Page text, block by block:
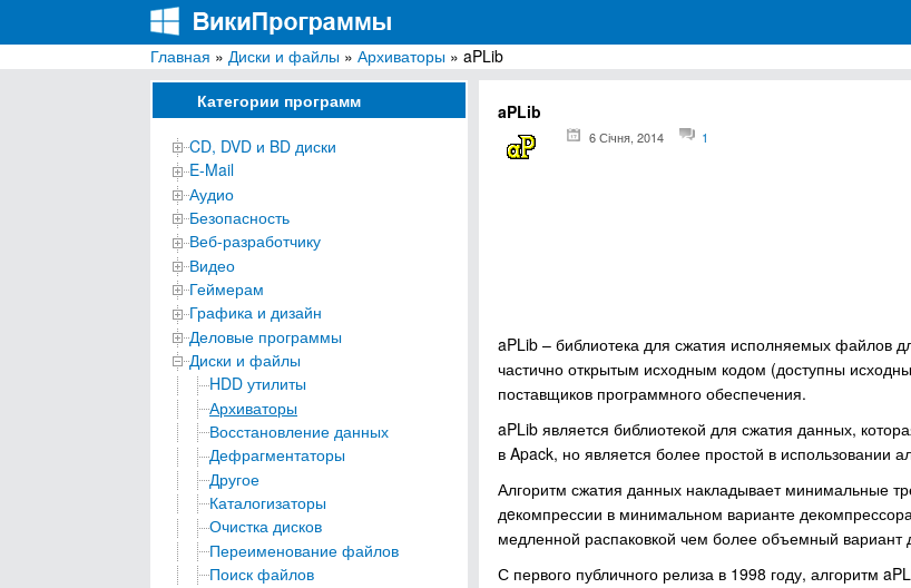
ВикиПрограммы
Энциклопедия бесплатных компьютерных программ для Windows
Главная » Диски и файлы » Архиваторы » aPLib
Категории программ
CD, DVD и BD диски
E-Mail
Аудио
Безопасность
Веб-разработчику
Видео
Геймерам
Графика и дизайн
Деловые программы
Диски и файлы
HDD утилиты
Архиваторы
Восстановление данных
Дефрагментаторы
Другое
Каталогизаторы
Очистка дисков
Переименование файлов
Поиск файлов
aPLib
6 Січня, 2014 1
aPLib – библиотека для сжатия исполняемых файлов
частично открытым исходным кодом (доступны
поставщиков программного обеспечения.
aPLib является библиотекой для сжатия данных,
в Apack, но является более простой в использовании
Алгоритм сжатия данных накладывает минимальные
дeкомпрессии в минимальном варианте
медленной распаковкой чем более объемный вариант
С первого публичного релиза в 1998 году, алгоритм